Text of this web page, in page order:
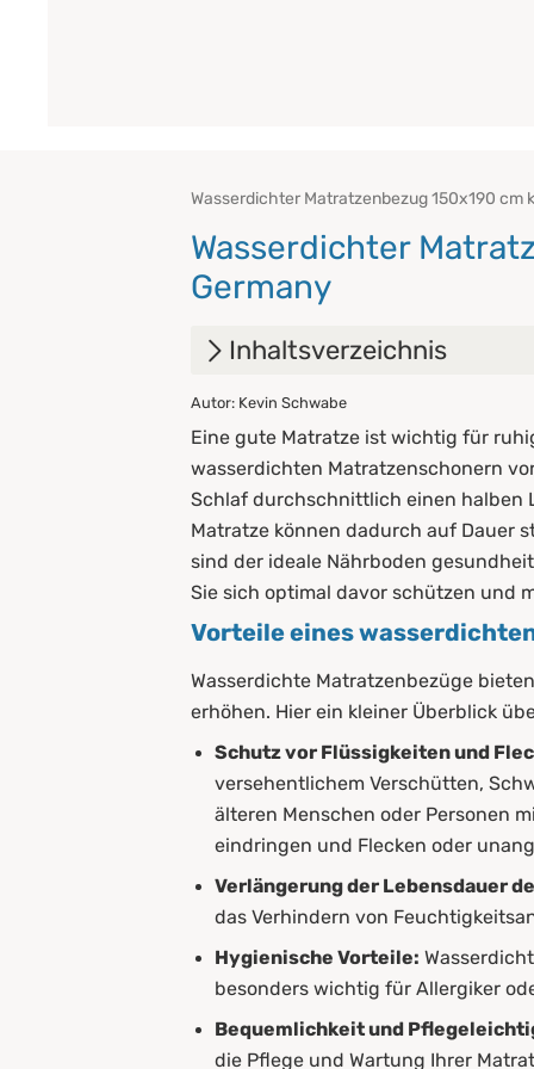
Wasserdichter Matratzenbezug 150x190 cm
Wasserdichter
Germany
Inhaltsverzeichnis
1. Vorteile eines
2. Worauf sollten Sie beim
3. Pflegehinweise
Autor: Kevin Schwabe
Eine gute Matratze ist wichtig für
wasserdichten Matratzenschonern
Schlaf durchschnittlich einen halben
Matratze können dadurch auf Dauer
sind der ideale Nährboden
Sie sich optimal davor schützen und
Vorteile eines
Wasserdichte Matratzenbezüge
erhöhen. Hier ein kleiner Überblick
Schutz vor Flüssigkeiten und
versehentlichem Verschütten,
älteren Menschen oder Personen
eindringen und Flecken oder
Verlängerung der Lebensdauer
das Verhindern von
Hygienische Vorteile:
besonders wichtig für Allergiker
Bequemlichkeit und
die Pflege und Wartung Ihrer